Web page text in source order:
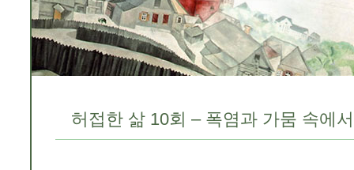
허접한 삶 10회 – 폭염과 가뭄 속에